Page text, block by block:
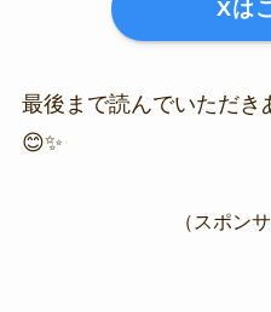
Xは
最後まで読んでいただき
😊✨
（スポン